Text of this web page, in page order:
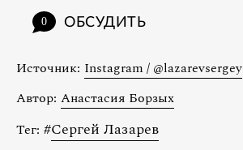
0 ОБСУДИТЬ
Источник: Instagram / @lazarevsergey
Автор: Анастасия Борзых
Тег: #Сергей Лазарев